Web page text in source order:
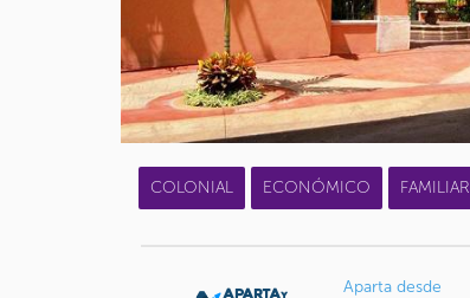
COLONIAL ECONÓMICO FAMILIAR
Aparta desde